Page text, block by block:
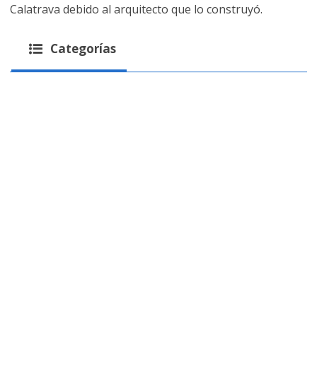
Calatrava debido al arquitecto que lo construyó.
Categorías